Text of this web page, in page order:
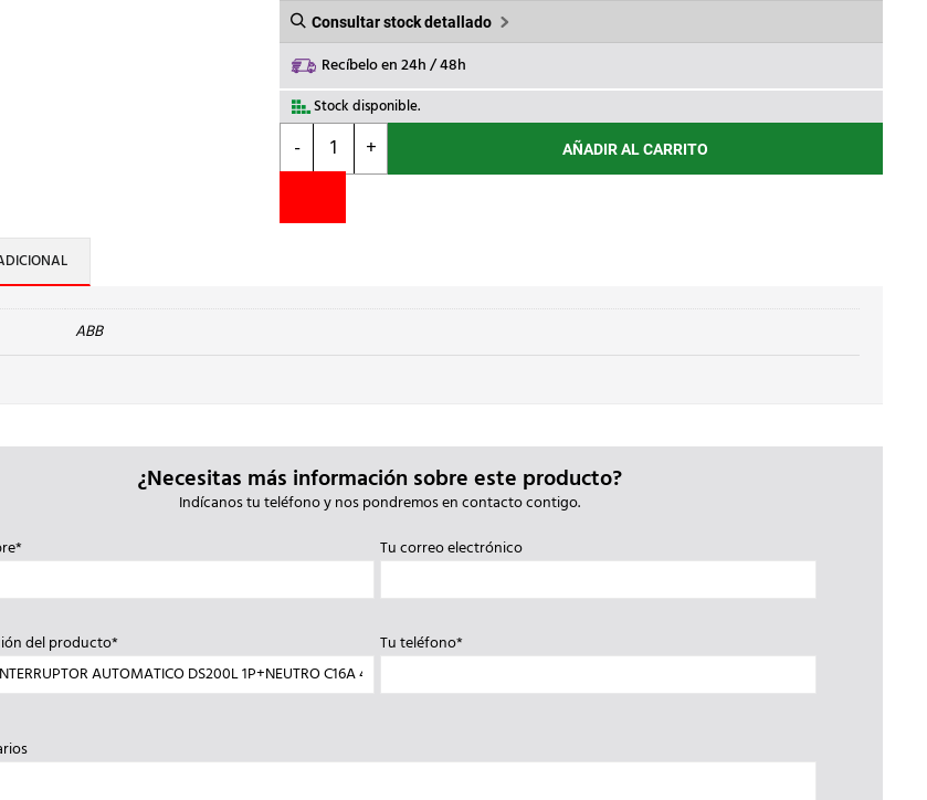
Consultar stock detallado
Recíbelo en 24h / 48h
Stock disponible.
-
ABB
INTERRUPTOR
DS200L
+ AÑADIR AL CARRITO
ABB
¿Necesitas más información sobre este producto?
Indícanos tu teléfono y nos pondremos en contacto contigo.
Tu correo electrónico
del producto* Tu teléfono*